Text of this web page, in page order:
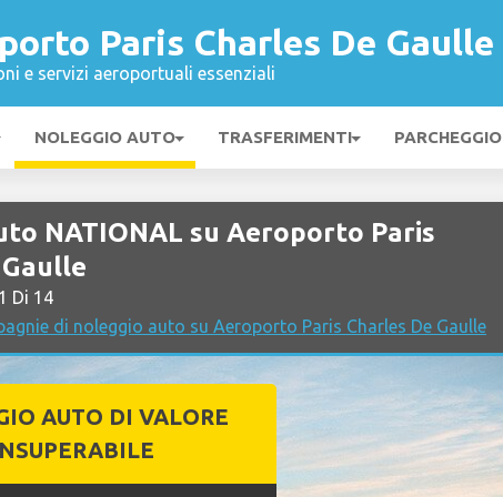
Paris Charles De Gaulle
e servizi aeroportuali essenziali
NOLEGGIO AUTO TRASFERIMENTI PARCHEGGIO
NATIONAL su Aeroporto Paris
Di 14
di noleggio auto su Aeroporto Paris Charles De Gaulle
AUTO DI VALORE